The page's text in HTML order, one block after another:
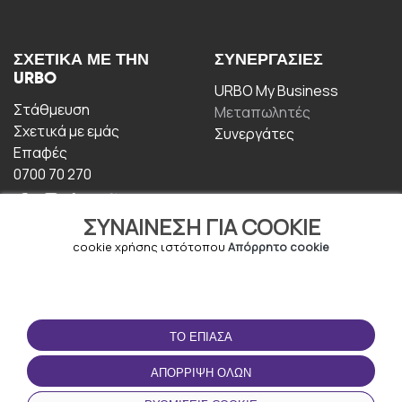
ΣΥΝΑΊΝΕΣΗ ΓΙΑ COOKIE
cookie χρήσης ιστότοπου Απόρρητο cookie
ΤΟ ΈΠΙΑΣΑ
ΑΠΌΡΡΙΨΗ ΌΛΩΝ
ΣΧΕΤΙΚΆ ΜΕ ΤΗΝ
URBO
Στάθμευση
Σχετικά με εμάς
Επαφές
0700 70 270
ΣΥΝΕΡΓΑΣΊΕΣ
URBO My Business
Μεταπωλητές
Συνεργάτες
ΟΡΟΙ ΧΡΉΣΗΣ
Οροι και Προϋποθέσεις
Πολιτική απορρήτου
ΚΑΤΕΒΆΣΤΕ ΤΗΝ
ΕΦΑΡΜΟΓΉ